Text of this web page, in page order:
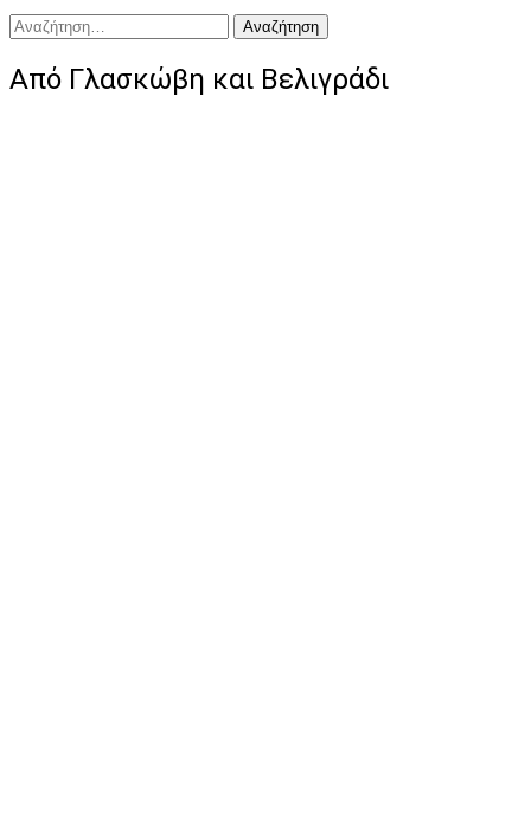
Αναζήτηση
για:
Από Γλασκώβη και Βελιγράδι